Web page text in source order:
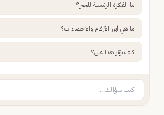
ما الفكرة الرئيسية للخبر؟
ما هي أبرز الأرقام والإحصاءات؟
كيف يؤثر هذا علي؟